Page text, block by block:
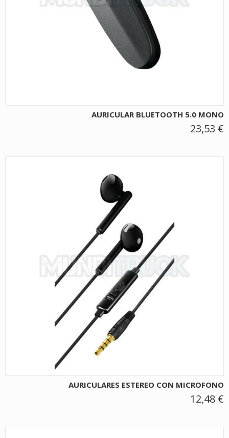
AURICULAR BLUETOOTH 5.0 MONO
23,53 €
AURICULARES ESTEREO CON MICROFONO
12,48 €